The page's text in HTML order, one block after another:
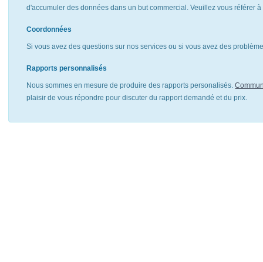
d'accumuler des données dans un but commercial. Veuillez vous référer
Coordonnées
Si vous avez des questions sur nos services ou si vous avez des
Rapports personnalisés
Nous sommes en mesure de produire des rapports personalisés.
plaisir de vous répondre pour discuter du rapport demandé et du prix.